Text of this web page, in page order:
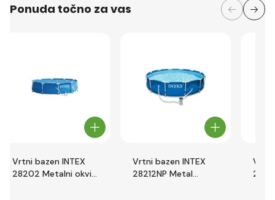
Ponuda točno za vas
Vrtni bazen INTEX
28202 Metalni okvir
Vrtni bazen INTEX
28212NP Metal
Vrtni